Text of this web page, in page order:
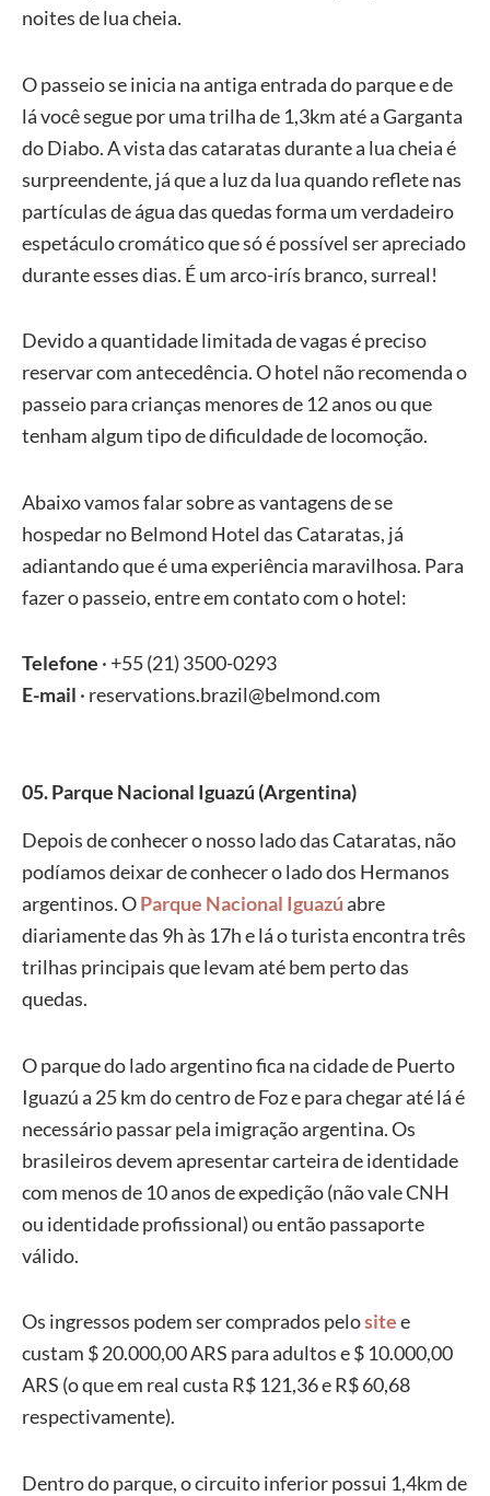
noites de lua cheia.
O passeio se inicia na antiga entrada do parque e de
lá você segue por uma trilha de 1,3km até a Garganta
do Diabo. A vista das cataratas durante a lua cheia é
surpreendente, já que a luz da lua quando reflete nas
partículas de água das quedas forma um verdadeiro
espetáculo cromático que só é possível ser apreciado
durante esses dias. É um arco-irís branco, surreal!
Devido a quantidade limitada de vagas é preciso
reservar com antecedência. O hotel não recomenda o
passeio para crianças menores de 12 anos ou que
tenham algum tipo de dificuldade de locomoção.
Abaixo vamos falar sobre as vantagens de se
hospedar no Belmond Hotel das Cataratas, já
adiantando que é uma experiência maravilhosa. Para
fazer o passeio, entre em contato com o hotel:
Telefone · +55 (21) 3500-0293
E-mail · reservations.brazil@belmond.com
05. Parque Nacional Iguazú (Argentina)
Depois de conhecer o nosso lado das Cataratas, não
podíamos deixar de conhecer o lado dos Hermanos
argentinos. OParque Nacional Iguazúabre
diariamente das 9h às 17h e lá o turista encontra três
trilhas principais que levam até bem perto das
quedas.
O parque do lado argentino fica na cidade de Puerto
Iguazú a 25 km do centro de Foz e para chegar até lá é
necessário passar pela imigração argentina. Os
brasileiros devem apresentar carteira de identidade
com menos de 10 anos de expedição (não vale CNH
ou identidade profissional) ou então passaporte
válido.
Os ingressos podem ser comprados pelositee
custam $ 20.000,00 ARS para adultos e $ 10.000,00
ARS (o que em real custa R$ 121,36 e R$ 60,68
respectivamente).
Dentro do parque, o circuito inferior possui 1,4km de